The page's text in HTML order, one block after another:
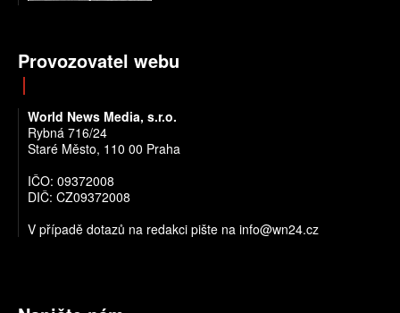
Provozovatel webu
World News Media, s.r.o.
Rybná 716/24
Staré Město, 110 00 Praha
IČO: 09372008
DIČ: CZ09372008
V případě dotazů na redakci pište na info@wn24.cz